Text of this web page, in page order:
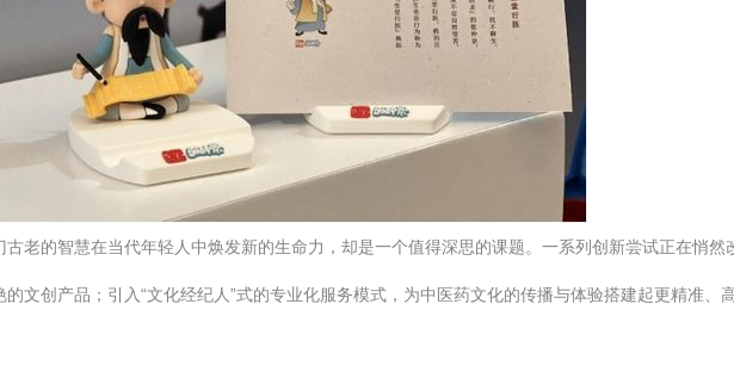
老的智慧在当代年轻人中焕发新的生命力，却是一个值得深思的课题。一系列创新尝试正在悄
文创产品；引入“文化经纪人”式的专业化服务模式，为中医药文化的传播与体验搭建起更精准、